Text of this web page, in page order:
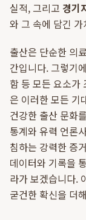
실적, 그리고 경기
와 그 속에 담긴
출산은 단순한 의
간입니다. 그렇기
함 등 모든 요소가
은 이러한 모든 기
건강한 출산 문화
통계와 유력 언론
침하는 강력한 증
데이터와 기록을
라가 보겠습니다.
굳건한 확신을 더